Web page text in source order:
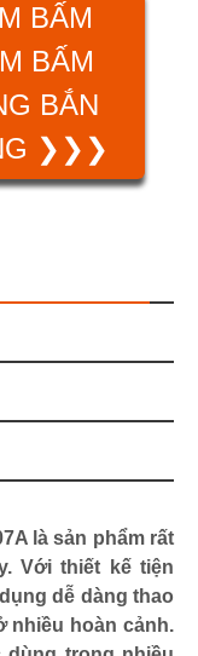
BẤM
BẤM
BẮN
❯❯❯
là sản phẩm rất
Với thiết kế tiện
dễ dàng thao
nhiều hoàn cảnh.